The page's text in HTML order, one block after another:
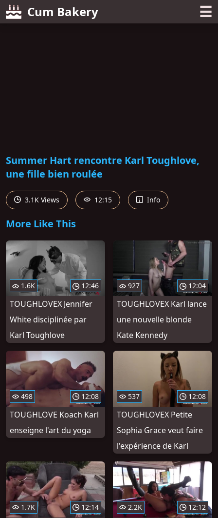
Cum Bakery ☰
Summer Hart rencontre Karl Toughlove,
une fille bien roulée
3.1K Views 12:15 Info
More Like This
1.6K 12:46
TOUGHLOVEX Jennifer
White disciplinée par
Karl Toughlove
927 12:04
TOUGHLOVEX Karl lance
une nouvelle blonde
Kate Kennedy
498 12:08
TOUGHLOVE Koach Karl
enseigne l'art du yoga
537 12:08
TOUGHLOVEX Petite
Sophia Grace veut faire
l'expérience de Karl
1.7K 12:14 2.2K 12:12